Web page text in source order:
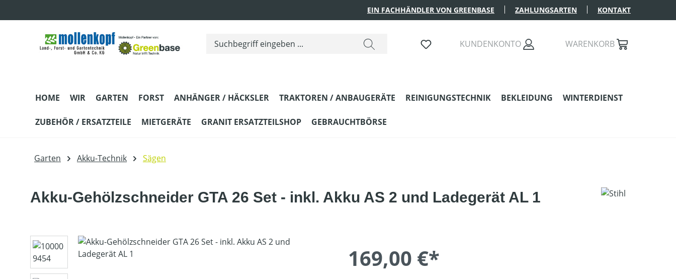
EIN FACHHÄNDLER VON GREENBASE ZAHLUNGSARTEN KONTAKT
KUNDENKONTO WARENKORB
HOME WIR GARTEN FORST ANHÄNGER / HÄCKSLER TRAKTOREN / ANBAUGERÄTE REINIGUNGSTECHNIK BEKLEIDUNG WINTERDIENST
ZUBEHÖR / ERSATZTEILE MIETGERÄTE GRANIT ERSATZTEILSHOP GEBRAUCHTBÖRSE
Garten Akku-Technik Sägen
Akku-Gehölzschneider GTA 26 Set - inkl. Akku AS 2 und Ladegerät AL 1
Bildergalerie überspringen
169,00 €*